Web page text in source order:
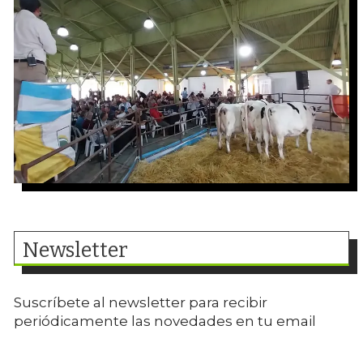
Newsletter
Suscríbete al newsletter para recibir
periódicamente las novedades en tu email